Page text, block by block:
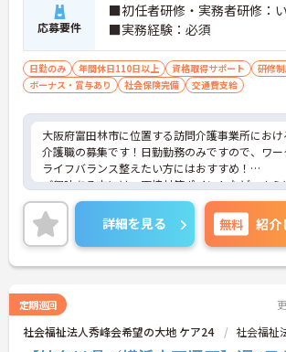
応募要件
■初任者研修・実務者研修：
■実務経験：必須
日勤のみ 年間休日110日以上 資格取得サポート
研修
ボーナス・賞与あり
社会保険完備 交通費支給
大阪府富田林市に位置する訪問介護事業所におけ
介護職の募集です！日勤勤務のみですので、ワー
ライフバランス整えたい方にはおすすめ！
ご興味ある方には、面接対策ポイントなど、さら
詳細をお話しいたしますのでお気軽にご相談くだ
い。
詳細を見る 無料 紹介
定期巡回
社会福祉法人秀峰会希望の大地 ケア24 社会福祉